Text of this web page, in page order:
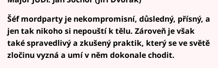
Šéf mordparty je nekompromisní, důsledný, přísný, a
jen tak nikoho si nepouští k tělu. Zároveň je však
také spravedlivý a zkušený praktik, který se ve světě
zločinu vyzná a umí v něm dokonale chodit.